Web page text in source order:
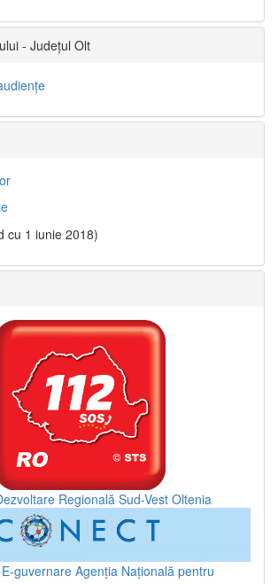
- Județul Olt
cu 1 iunie 2018)
Regională Sud-Vest Oltenia
E-guvernare Agenția Națională pentru